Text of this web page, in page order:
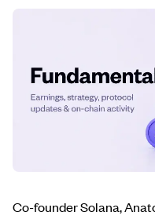
Co-founder Solana,